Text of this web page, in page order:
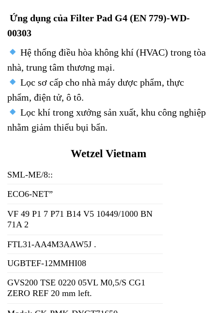
Ứng dụng của Filter Pad G4 (EN 779)-WD-
00303
Hệ thống điều hòa không khí (HVAC) trong tòa
nhà, trung tâm thương mại.
Lọc sơ cấp cho nhà máy dược phẩm, thực
phẩm, điện tử, ô tô.
Lọc khí trong xưởng sản xuất, khu công nghiệp
nhằm giảm thiểu bụi bẩn.
Wetzel Vietnam
SML-ME/8::
ECO6-NET”
VF 49 P1 7 P71 B14 V5 10449/1000 BN
71A 2
FTL31-AA4M3AAW5J .
UGBTEF-12MMHI08
GVS200 TSE 0220 05VL M0,5/S CG1
ZERO REF 20 mm left.